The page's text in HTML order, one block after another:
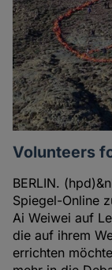
Volunteers
BERLIN.
Spiegel-Online
Ai Weiwei auf
die auf ihrem
errichten